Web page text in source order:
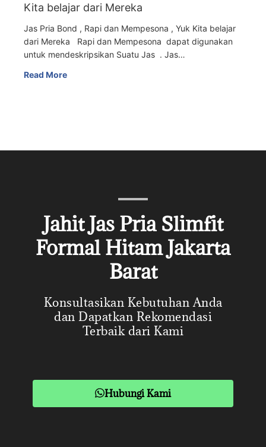
Kita belajar dari Mereka
Jas Pria Bond , Rapi dan Mempesona , Yuk Kita belajar
dari Mereka Rapi dan Mempesona dapat digunakan
untuk mendeskripsikan Suatu Jas . Jas…
Read More
Jahit Jas Pria Slimfit
Formal Hitam Jakarta
Barat
Konsultasikan Kebutuhan Anda
dan Dapatkan Rekomendasi
Terbaik dari Kami
Hubungi Kami